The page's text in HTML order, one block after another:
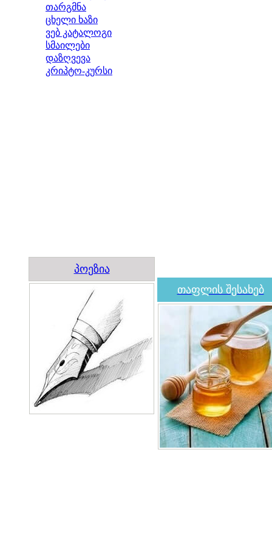
თარგმნა
ცხელი ხაზი
ვებ კატალოგი
სმაილები
დაზღვევა
კრიპტო-კურსი
პოეზია
თაფლის შესახებ